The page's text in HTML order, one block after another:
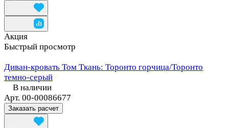
Акция
Быстрый просмотр
Диван-кровать Том Ткань: Торонто горчица/Торонто
темно-серый
В наличии
Арт. 00-00086677
Заказать расчет